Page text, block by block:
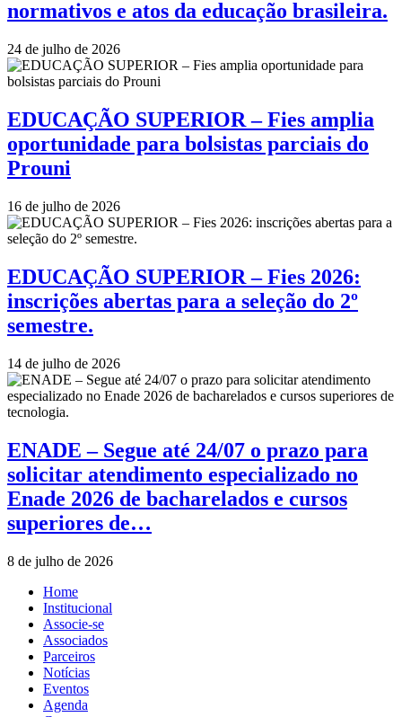
normativos e atos da educação brasileira.
24 de julho de 2026
EDUCAÇÃO SUPERIOR – Fies amplia
oportunidade para bolsistas parciais do
Prouni
16 de julho de 2026
EDUCAÇÃO SUPERIOR – Fies 2026:
inscrições abertas para a seleção do 2º
semestre.
14 de julho de 2026
ENADE – Segue até 24/07 o prazo para
solicitar atendimento especializado no
Enade 2026 de bacharelados e cursos
superiores de…
8 de julho de 2026
Home
Institucional
Associe-se
Associados
Parceiros
Notícias
Eventos
Agenda